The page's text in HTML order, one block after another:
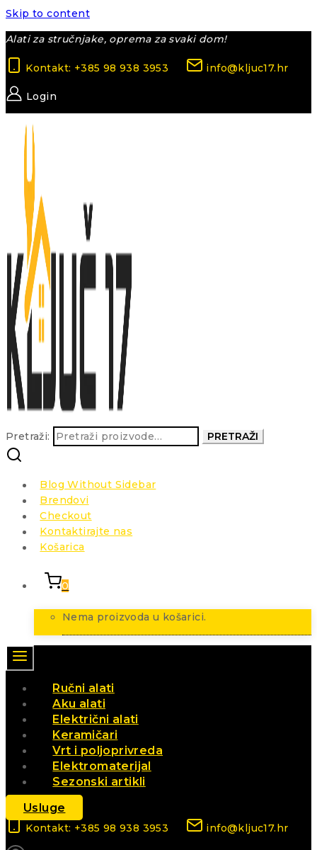
Skip to content
Alati za stručnjake, oprema za svaki dom!
Kontakt: +385 98 938 3953 info@kljuc17.hr
Login
Pretraži: PRETRAŽI
Blog Without Sidebar
Brendovi
Checkout
Kontaktirajte nas
Košarica
0
Nema proizvoda u košarici.
Ručni alati
Aku alati
Električni alati
Keramičari
Vrt i poljoprivreda
Elektromaterijal
Sezonski artikli
Usluge
Kontakt: +385 98 938 3953 info@kljuc17.hr